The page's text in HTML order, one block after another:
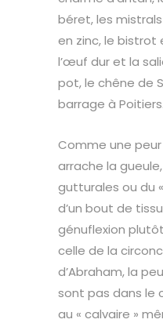
béret, les
en zinc, le
l’œuf dur et la
pot, le chêne de
barrage à Poitiers.
Comme une
arrache la
gutturales ou du
d’un bout de
génuflexion
celle de la
d’Abraham, la
sont pas dans le
au « calvaire »